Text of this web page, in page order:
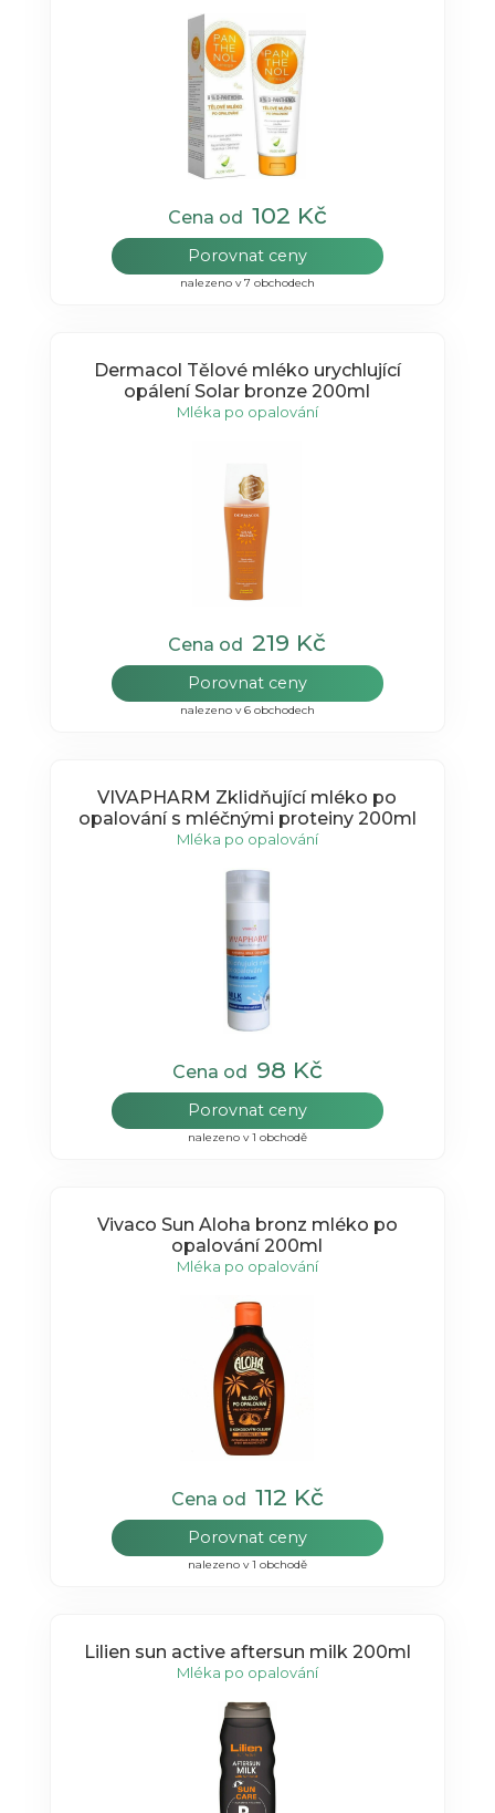
Cena od 102 Kč
Porovnat ceny
nalezeno v 7 obchodech
Dermacol Tělové mléko urychlující
opálení Solar bronze 200ml
Mléka po opalování
Cena od219 Kč
Porovnat ceny
nalezeno v 6 obchodech
VIVAPHARM Zklidňující mléko po
opalování s mléčnými proteiny 200ml
Mléka po opalování
Cena od 98 Kč
Porovnat ceny
nalezeno v 1 obchodě
Vivaco Sun Aloha bronz mléko po
opalování 200ml
Mléka po opalování
Cena od 112 Kč
Porovnat ceny
nalezeno v 1 obchodě
Lilien sun active aftersun milk 200ml
Mléka po opalování